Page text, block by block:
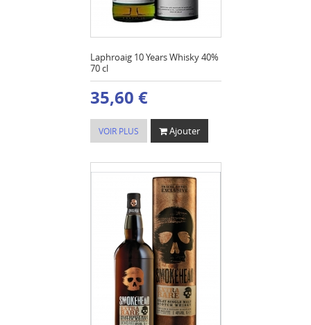
Laphroaig 10 Years Whisky 40%
70 cl
35,60 €
VOIR PLUS Ajouter